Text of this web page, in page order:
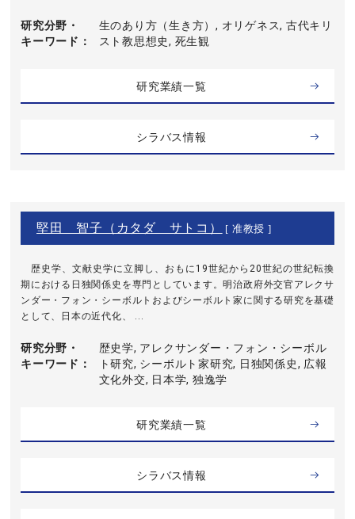
研究分野・
キーワード
生のあり方（生き方）, オリゲネス, 古代キリ
スト教思想史, 死生観
研究業績一覧
シラバス情報
堅田 智子（カタダ サトコ） [ 准教授 ]
歴史学、文献史学に立脚し、おもに19世紀から20世紀の世紀転換
期における日独関係史を専門としています。明治政府外交官アレクサ
ンダー・フォン・シーボルトおよびシーボルト家に関する研究を基礎
として、日本の近代化、 ...
研究分野・
キーワード
歴史学, アレクサンダー・フォン・シーボル
ト研究, シーボルト家研究, 日独関係史, 広報
文化外交, 日本学, 独逸学
研究業績一覧
シラバス情報